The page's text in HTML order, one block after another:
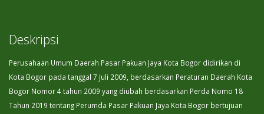
Deskripsi
Perusahaan Umum Daerah Pasar Pakuan Jaya Kota Bogor didirikan di
Kota Bogor pada tanggal 7 Juli 2009, berdasarkan Peraturan Daerah Kota
Bogor Nomor 4 tahun 2009 yang diubah berdasarkan Perda Nomo 18
Tahun 2019 tentang Perumda Pasar Pakuan Jaya Kota Bogor bertujuan